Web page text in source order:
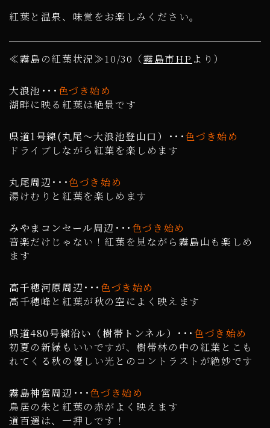
紅葉と温泉、味覚をお楽しみください。
≪霧島の紅葉状況≫10/30（霧島市HP より）
大浪池･･･ 色づき始め
湖畔に映る紅葉は絶景です
県道1号線(丸尾～大浪池登山口）･･･色づき始め
ドライブしながら紅葉を楽しめます
丸尾周辺･･･色づき始め
湯けむりと紅葉を楽しめます
みやまコンセール周辺･･･ 色づき始め
音楽だけじゃない！紅葉を見ながら霧島山も楽しめ
ます
高千穂河原周辺･･･ 色づき始め
高千穂峰と紅葉が秋の空によく映えます
県道480号線沿い（樹帯トンネル）･･･ 色づき始め
初夏の新緑もいいですが、樹帯林の中の紅葉とこも
れてくる秋の優しい光とのコントラストが絶妙です
霧島神宮周辺･･･色づき始め
鳥居の朱と紅葉の赤がよく映えます
道百選は、一押しです！